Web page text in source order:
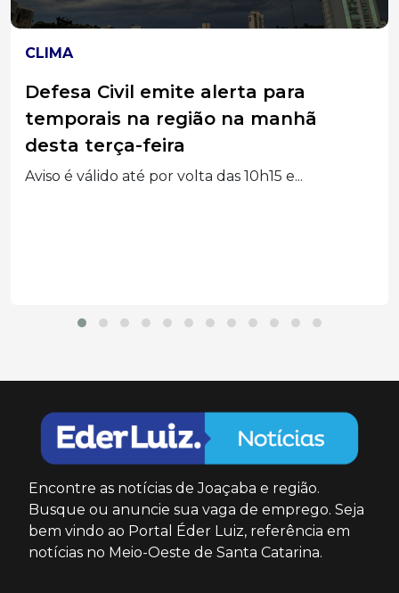
ACIDENTES
Jovem fica ferido após carro atingir
traseira de caminhão na BR-282, em
Catanduvas
Acidente aconteceu durante a noite e mobilizou
Encontre as notícias de Joaçaba e região.
Busque ou anuncie sua vaga de emprego. Seja
bem vindo ao Portal Éder Luiz, referência em
notícias no Meio-Oeste de Santa Catarina.